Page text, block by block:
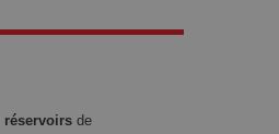
réservoirs de